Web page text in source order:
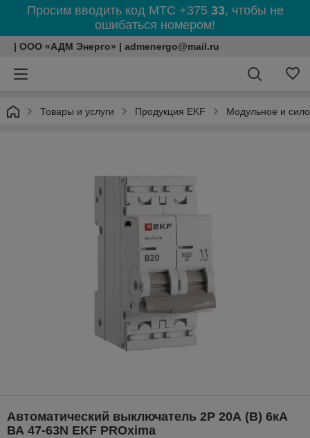
Просим вводить код МТС +375 33, чтобы не
ошибаться номером!
| ООО «АДМ Энерго» | admenergo@mail.ru
Товары и услуги Продукция EKF Модульное и
Автоматический выключатель 2P 20А (B) 6кА
ВА 47-63N EKF PROxima